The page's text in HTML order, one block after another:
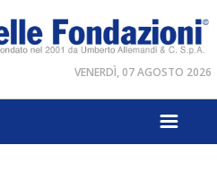
VENERDÌ, 07 AGOSTO 2026